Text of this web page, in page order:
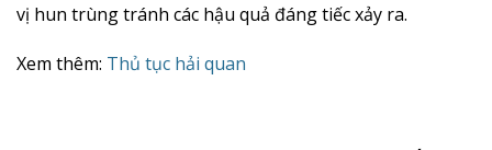
vị hun trùng tránh các hậu quả đáng tiếc xảy ra.
Xem thêm: Thủ tục hải quan